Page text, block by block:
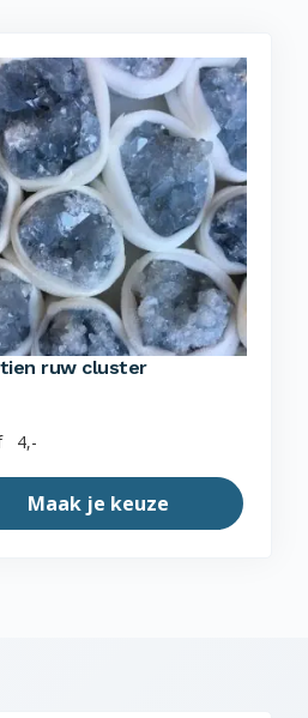
ruw cluster
4,-
Maak je keuze